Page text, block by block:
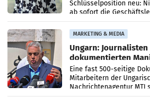
Schlüsselposition neu:
ab sofort die
PR-Agentur an der Seite
Anna Kalina-Mahr.
MARKETING & MEDIA
Ungarn: Journalisten
dokumentierten
Zensur
Eine fast 500-seitige
Mitarbeitern der
Nachrichtenagentur MTI